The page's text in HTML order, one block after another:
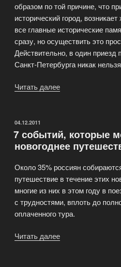
образом по той причине, что
исторический город,
все главные исторические
сразу, но осуществить это
Действительно, в один приезд
Санкт-Петербурга никак
Читать далее
ОПУБЛИКОВАНО
04.12.2011
7 событий, которые
новогоднее
Около 35% россиян
путешествие в течение этих
многие из них в этом году в
с трудностями, вплоть до
оплаченного тура.
Читать далее